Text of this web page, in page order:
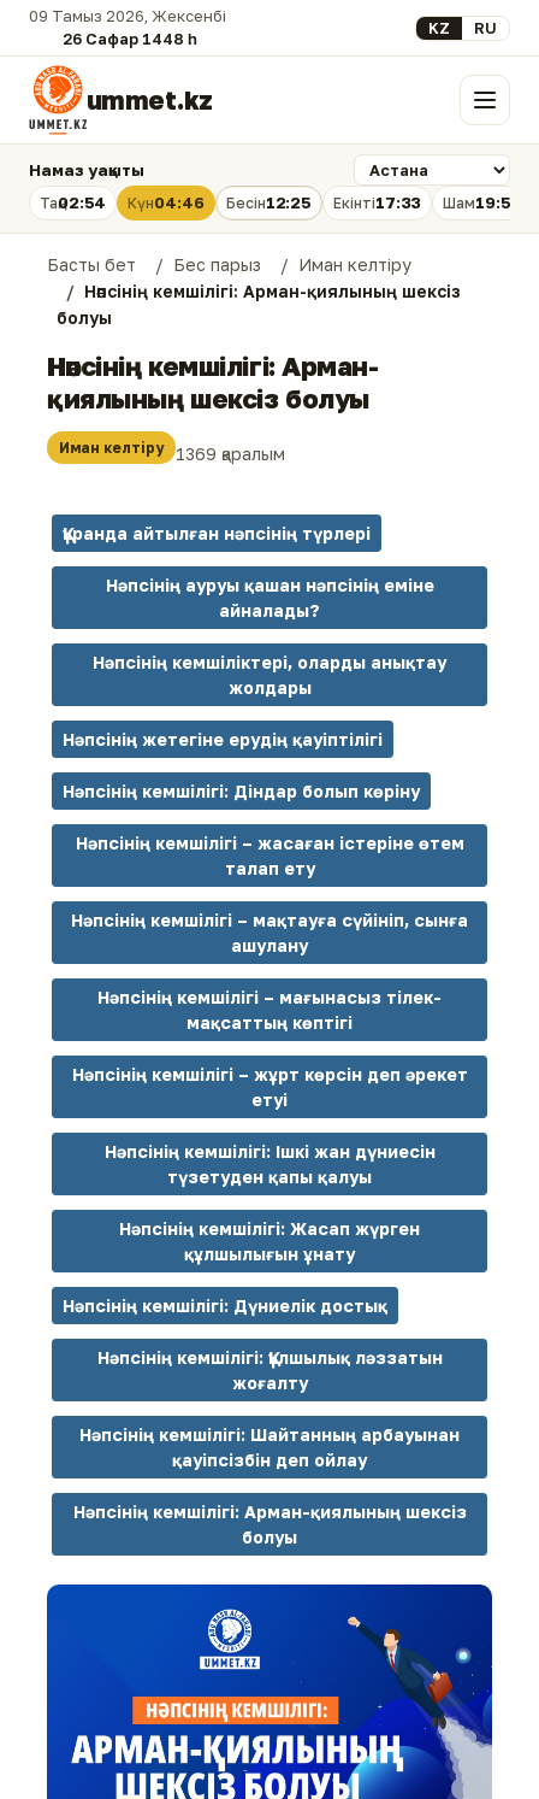
09 Тамыз 2026, Жексенбі
26 Сафар 1448 һ.
Select your
KZ RU
ummet.kz Мәзір
Намаз уақыты
Таң02:54 Күн04:46 Бесін12:25 Екінті17:33 Шам19:53
Басты бет Бес парыз
Иман келтіру
Нәпсінің кемшілігі: Арман-қиялының шексіз
болуы
Нәпсінің кемшілігі: Арман-
қиялының шексіз болуы
Иман келтіру 1369 қаралым
Құранда айтылған нәпсінің түрлері
Нәпсінің ауруы қашан нәпсінің еміне
айналады?
Нәпсінің кемшіліктері, оларды анықтау
жолдары
Нәпсінің жетегіне ерудің қауіптілігі
Нәпсінің кемшілігі: Діндар болып көріну
Нәпсінің кемшілігі – жасаған істеріне өтем
талап ету
Нәпсінің кемшілігі – мақтауға сүйініп, сынға
ашулану
Нәпсінің кемшілігі – мағынасыз тілек-
мақсаттың көптігі
Нәпсінің кемшілігі – жұрт көрсін деп әрекет
етуі
Нәпсінің кемшілігі: Ішкі жан дүниесін
түзетуден қапы қалуы
Нәпсінің кемшілігі: Жасап жүрген
құлшылығын ұнату
Нәпсінің кемшілігі: Дүниелік достық
Нәпсінің кемшілігі: Құлшылық ләззатын
жоғалту
Нәпсінің кемшілігі: Шайтанның арбауынан
қауіпсізбін деп ойлау
Нәпсінің кемшілігі: Арман-қиялының шексіз
болуы